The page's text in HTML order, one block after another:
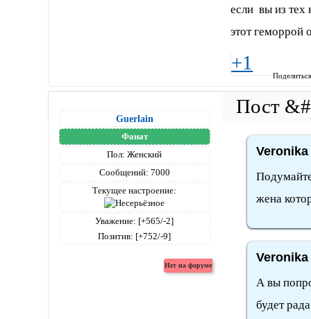
если вы из тех
этот геморрой
+1
Guerlain
Фанат
Пол: Женский
Сообщений: 7000
Текущее настроение:
Уважение: [+565/-2]
Позитив: [+752/-9]
жена
А вы
будет